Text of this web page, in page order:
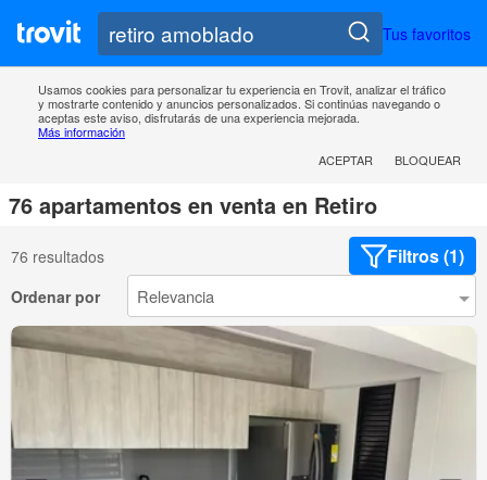
Tus favoritos
Usamos cookies para personalizar tu experiencia en Trovit, analizar el tráfico
y mostrarte contenido y anuncios personalizados. Si continúas navegando o
aceptas este aviso, disfrutarás de una experiencia mejorada.
Más información
ACEPTAR
BLOQUEAR
76 apartamentos en venta en Retiro
76 resultados Filtros (1)
Ordenar por